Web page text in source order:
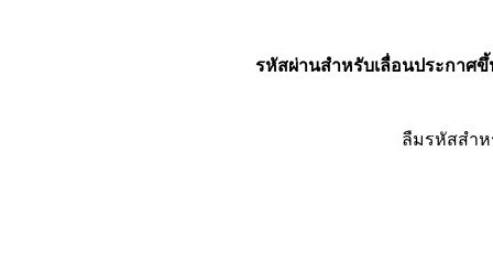
รหัสผ่านสำหรับเลื่อนประกาศขึ้
ลืมรหัสสำ